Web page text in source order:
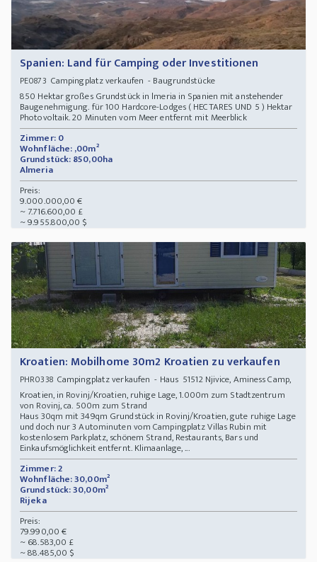
Spanien: Land für Camping oder Investitionen
PE0873 Campingplatz verkaufen - Baugrundstücke
850 Hektar großes Grundstück in lmeria in Spanien mit anstehender
Baugenehmigung. für 100 Hardcore-Lodges ( HECTARES UND 5 ) Hektar
Photovoltaik. 20 Minuten vom Meer entfernt mit Meerblick
Zimmer: 0
Wohnfläche: ,00m²
Grundstück: 850,00ha
Almeria
Preis:
9.000.000,00 €
~ 7.716.600,00 £
~ 9.955.800,00 $
Kroatien: Mobilhome 30m2 Kroatien zu verkaufen
PHR0338Campingplatz verkaufen - Haus 51512 Njivice, Aminess Camp,
Kroatien, in Rovinj/Kroatien, ruhige Lage, 1.000m zum Stadtzentrum
von Rovinj, ca. 500m zum Strand
Haus 30qm mit 349qm Grundstück in Rovinj/Kroatien, gute ruhige Lage
und doch nur 3 Autominuten vom Campingplatz Villas Rubin mit
kostenlosem Parkplatz, schönem Strand, Restaurants, Bars und
Einkaufsmöglichkeit entfernt. Klimaanlage, ...
Zimmer: 2
Wohnfläche: 30,00m²
Grundstück: 30,00m²
Rijeka
Preis:
79.990,00 €
~ 68.583,00 £
~ 88.485,00 $